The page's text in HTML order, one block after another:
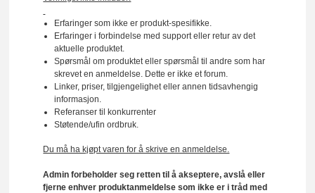
Erfaringer som ikke er produkt-spesifikke.
Erfaringer i forbindelse med support eller retur av det
aktuelle produktet.
Spørsmål om produktet eller spørsmål til andre som har
skrevet en anmeldelse. Dette er ikke et forum.
Linker, priser, tilgjengelighet eller annen tidsavhengig
informasjon.
Referanser til konkurrenter
Støtende/ufin ordbruk.
Du må ha kjøpt varen for å skrive en anmeldelse.
Admin forbeholder seg retten til å akseptere, avslå eller
fjerne enhver produktanmeldelse som ikke er i tråd med